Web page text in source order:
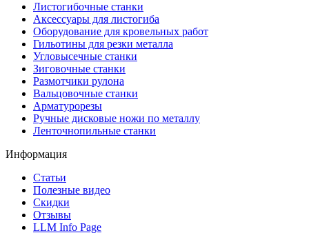
Листогибочные станки
Аксессуары для листогиба
Оборудование для кровельных работ
Гильотины для резки металла
Угловысечные станки
Зиговочные станки
Размотчики рулона
Вальцовочные станки
Арматурорезы
Ручные дисковые ножи по металлу
Ленточнопильные станки
Информация
Статьи
Полезные видео
Скидки
Отзывы
LLM Info Page